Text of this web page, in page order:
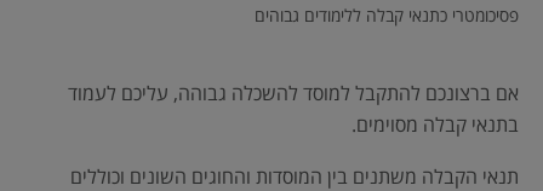
פסיכומטרי כתנאי קבלה ללימודים גבוהים
אם ברצונכם להתקבל למוסד להשכלה גבוהה, עליכם לעמוד
בתנאי קבלה מסוימים.
תנאי הקבלה משתנים בין המוסדות והחוגים השונים וכוללים